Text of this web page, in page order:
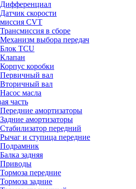
Дифференциал
Датчик скорости
CVT
Трансмиссия в сборе
Механизм выбора передач
Блок TCU
Клапан
Корпус коробки
Первичный вал
Вторичный вал
Насос масла
часть
Передние амортизаторы
Задние амортизаторы
Стабилизатор передний
Рычаг и ступица передние
Подрамник
Балка задняя
Приводы
Тормоза передние
Тормоза задние